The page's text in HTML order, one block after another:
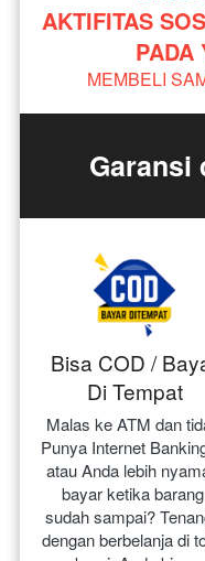
AKTIFITAS
PADA
MEMBELI
Garansi
Bisa COD /
Di Tempat
Malas ke ATM dan
Punya Internet
atau Anda lebih
bayar ketika barang
sudah sampai?
dengan berbelanja di